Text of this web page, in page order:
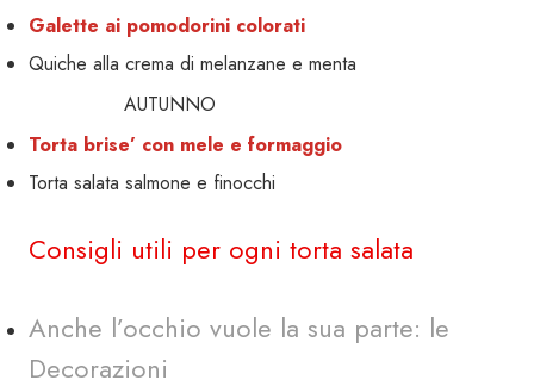
Galette ai pomodorini colorati
Quiche alla crema di melanzane e menta
AUTUNNO
Torta brise’ con mele e formaggio
Torta salata salmone e finocchi
Consigli utili per ogni torta salata
Anche l’occhio vuole la sua parte: le
Decorazioni